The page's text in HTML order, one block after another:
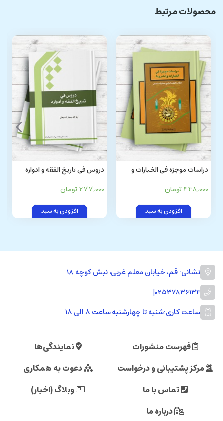
محصولات مرتبط
دراسات موجزه فی الخیارات و
448,000 تومان
افزودن به سبد
دروس فی تاریخ الفقه و ادواره
277,000 تومان
افزودن به سبد
نشانی: قم، خیابان معلم غربی، نبش کوچه 18
02537836134
|
ساعت کاری:شنبه تا چهارشنبه ساعت ۸ الی ۱۸
فهرست منشورات
نمایندگی‌ها
مرکز پشتیبانی و درخواست
دعوت به همکاری
تماس با ما
وبلاگ (اخبار)
درباره ما